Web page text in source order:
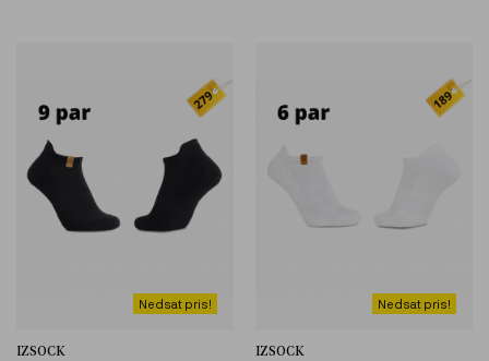
Nedsat pris!
IZSOCK
Nedsat pris!
IZSOCK